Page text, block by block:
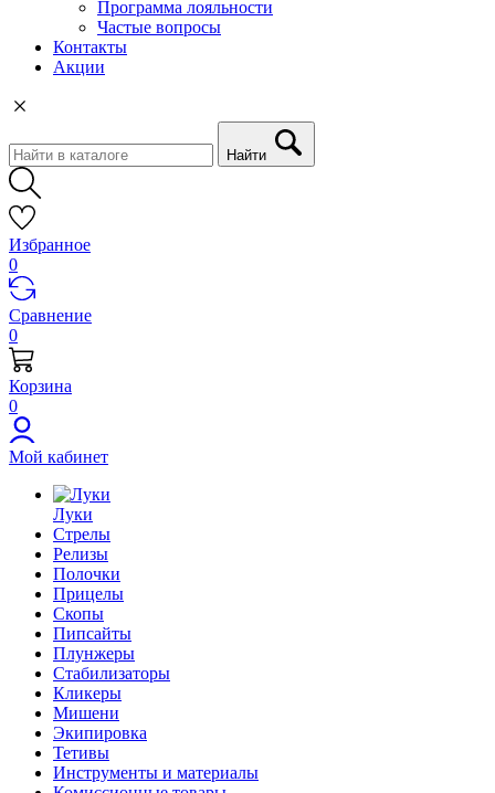
Программа лояльности
Частые вопросы
Контакты
Акции
Найти
Избранное
0
Сравнение
0
Корзина
0
Мой кабинет
Луки
Стрелы
Релизы
Полочки
Прицелы
Скопы
Пипсайты
Плунжеры
Стабилизаторы
Кликеры
Мишени
Экипировка
Тетивы
Инструменты и материалы